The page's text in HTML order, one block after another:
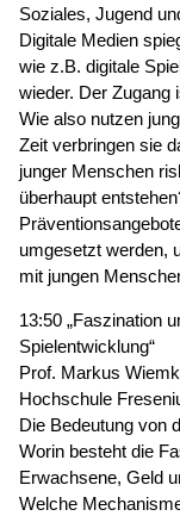
Soziales, Jugend
Digitale Medien
wie z.B. digitale
wieder. Der Zugang
Wie also nutzen
Zeit verbringen sie
junger Menschen
überhaupt
umgesetzt werden,
mit jungen
13:50 „Faszination
Spielentwicklung“
Prof. Markus
Hochschule
Die Bedeutung von
Worin besteht die
Erwachsene, Geld
Welche